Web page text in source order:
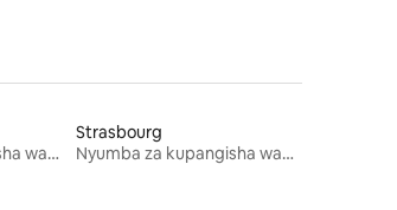
Nyumba za kupangisha wakati wa likizo
Strasbourg
Nyumba za kupangisha wakati wa likizo